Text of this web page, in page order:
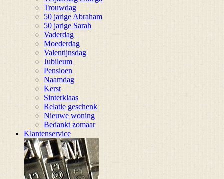
Trouwdag
50 jarige Abraham
50 jarige Sarah
Vaderdag
Moederdag
Valentijnsdag
Jubileum
Pensioen
Naamdag
Kerst
Sinterklaas
Relatie geschenk
Nieuwe woning
Bedankt zomaar
Klantenservice